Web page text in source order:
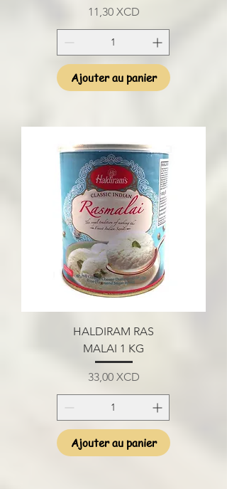
Prix
11,30 XCD
Ajouter au panier
HALDIRAM RAS
MALAI 1 KG
Prix
33,00 XCD
Ajouter au panier